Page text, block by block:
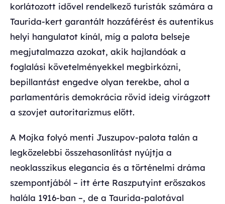
korlátozott idővel rendelkező turisták számára a
Taurida-kert garantált hozzáférést és autentikus
helyi hangulatot kínál, míg a palota belseje
megjutalmazza azokat, akik hajlandóak a
foglalási követelményekkel megbirkózni,
bepillantást engedve olyan terekbe, ahol a
parlamentáris demokrácia rövid ideig virágzott
a szovjet autoritarizmus előtt.
A Mojka folyó menti Juszupov-palota talán a
legközelebbi összehasonlítást nyújtja a
neoklasszikus elegancia és a történelmi dráma
szempontjából – itt érte Raszputyint erőszakos
halála 1916-ban –, de a Taurida-palotával